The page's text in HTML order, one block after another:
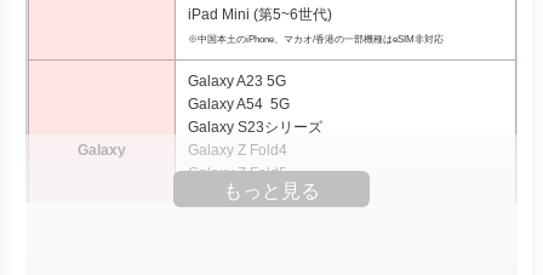
iPad Mini (第5~6世代)
※中国本土のiPhone、マカオ/香港の一部機種はeSIM非対応
Galaxy
Galaxy A23 5G
Galaxy A54 5G
Galaxy S23シリーズ
Galaxy Z Fold4
Galaxy Z Fold5
Galaxy Z Flip4
もっと見る